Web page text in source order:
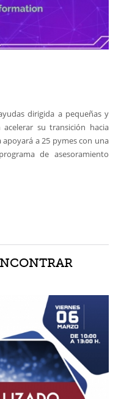
dirigida a pequeñas y
su transición hacia
a 25 pymes con una
de asesoramiento